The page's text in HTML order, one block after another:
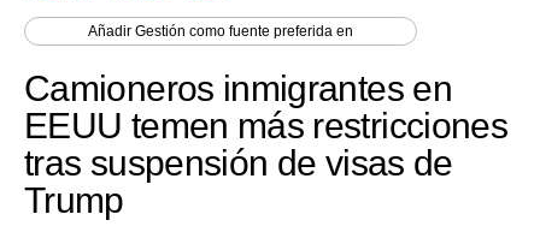
Economía
Mercados
Perú
AñadirGestión como fuente preferida en
Camioneros inmigrantes en
EEUU temen más restricciones
tras suspensión de visas de
Trump